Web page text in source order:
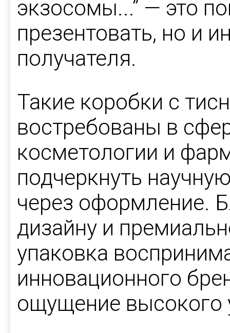
экзосомы...” — это
презентовать, но и
получателя.
Такие коробки с
востребованы в
косметологии и
подчеркнуть
через оформление.
дизайну и
упаковка
инновационного
ощущение высокого